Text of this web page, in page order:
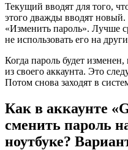
Текущий вводят для того,
этого дважды вводят
«Изменить пароль». Лучше
не использовать его на
Когда пароль будет
из своего аккаунта. Это
Потом снова заходят в
Как в аккаунте
сменить пароль
ноутбуке?